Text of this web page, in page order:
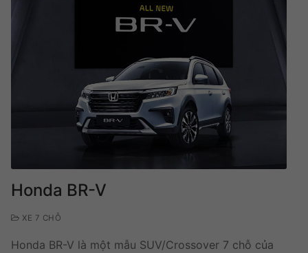
Honda BR-V
XE 7 CHỖ
Honda BR-V là một mẫu SUV/Crossover 7 chỗ của